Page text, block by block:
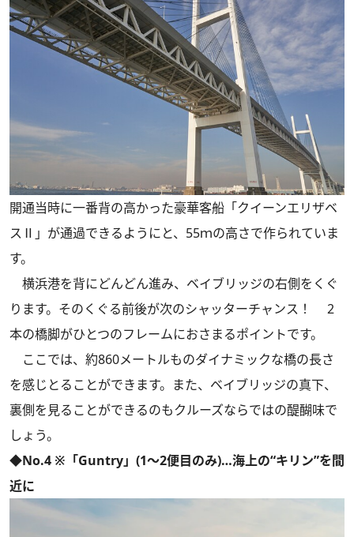
開通当時に一番背の高かった豪華客船「クイーンエリザベ
スⅡ」が通過できるようにと、55ｍの高さで作られていま
す。
横浜港を背にどんどん進み、ベイブリッジの右側をくぐ
ります。そのくぐる前後が次のシャッターチャンス！ 2
本の橋脚がひとつのフレームにおさまるポイントです。
ここでは、約860メートルものダイナミックな橋の長さ
を感じとることができます。また、ベイブリッジの真下、
裏側を見ることができるのもクルーズならではの醍醐味で
しょう。
◆No.4 ※「Guntry」(1〜2便目のみ)…海上の“キリン”を間
近に